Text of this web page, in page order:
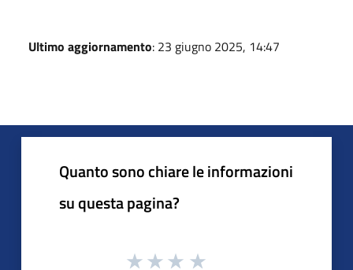
Ultimo aggiornamento: 23 giugno 2025, 14:47
Quanto sono chiare le informazioni
su questa pagina?